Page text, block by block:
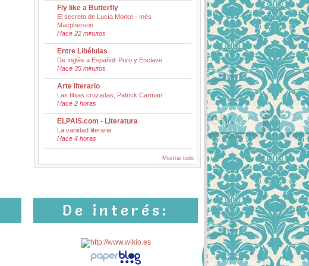
Fly like a Butterfly
El secreto de Lucía Morke - Inés
Macpherson
Hace 22 minutos
Entre Libélulas
De Inglés a Español: Puro y Enclave
Hace 35 minutos
Arte literario
Las tibias cruzadas, Patrick Carman
Hace 2 horas
ELPAIS.com - Literatura
La vanidad literaria
Hace 4 horas
Mostrar todo
De interés: